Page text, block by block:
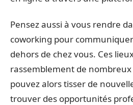
Pensez aussi à vous rendre
coworking pour
dehors de chez vous. Ces
rassemblement de
pouvez alors tisser de
trouver des opportunités